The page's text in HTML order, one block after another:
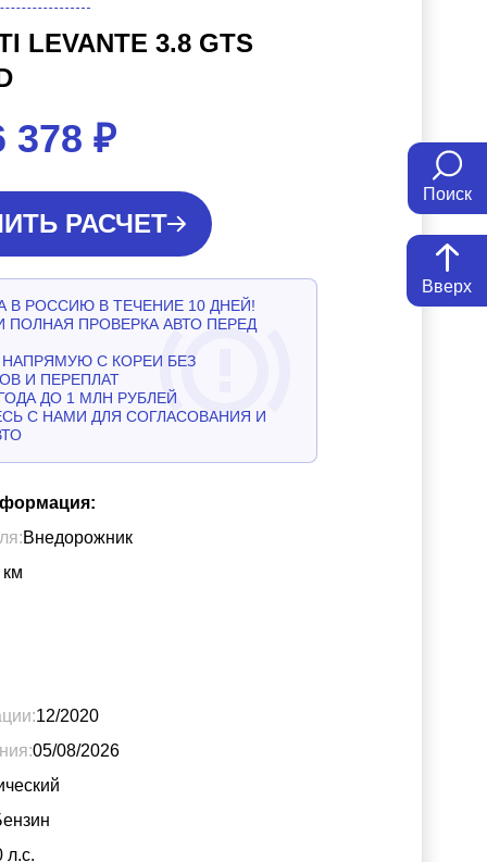
Поиск
Вверх
LEVANTE 3.8 GTS
378 ₽
РАСЧЕТ
В РОССИЮ В ТЕЧЕНИЕ 10 ДНЕЙ!
ПОЛНАЯ ПРОВЕРКА АВТО ПЕРЕД
С КОРЕИ БЕЗ
И ПЕРЕПЛАТ
ДО 1 МЛН РУБЛЕЙ
С НАМИ ДЛЯ СОГЛАСОВАНИЯ И
Внедорожник
км
12/2020
05/08/2026
л.с.